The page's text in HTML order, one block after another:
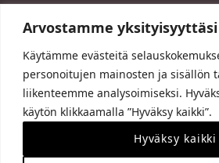
Arvostamme yksityisyyttäsi
Käytämme evästeitä
personoitujen mainosten ja sisällön
liikenteemme analysoimiseksi.
käytön klikkaamalla ”Hyväksy kaikki”.
Hyväksy kaikki